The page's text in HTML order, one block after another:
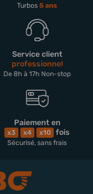
Turbos5 ans
Service client
professionnel
De 8h à 17h Non-stop
Paiement en
x3 x4 x10 fois
Sécurisé, sans frais